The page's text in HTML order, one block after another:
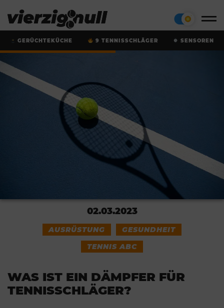
GERÜCHTEKÜCHE 9 TENNISSCHLÄGER SENSOREN
02.03.2023
AUSRÜSTUNG
GESUNDHEIT
TENNIS ABC
WAS IST EIN DÄMPFER FÜR
TENNISSCHLÄGER?